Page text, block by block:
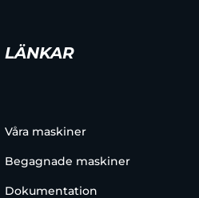
LÄNKAR
Våra maskiner
Begagnade maskiner
Dokumentation